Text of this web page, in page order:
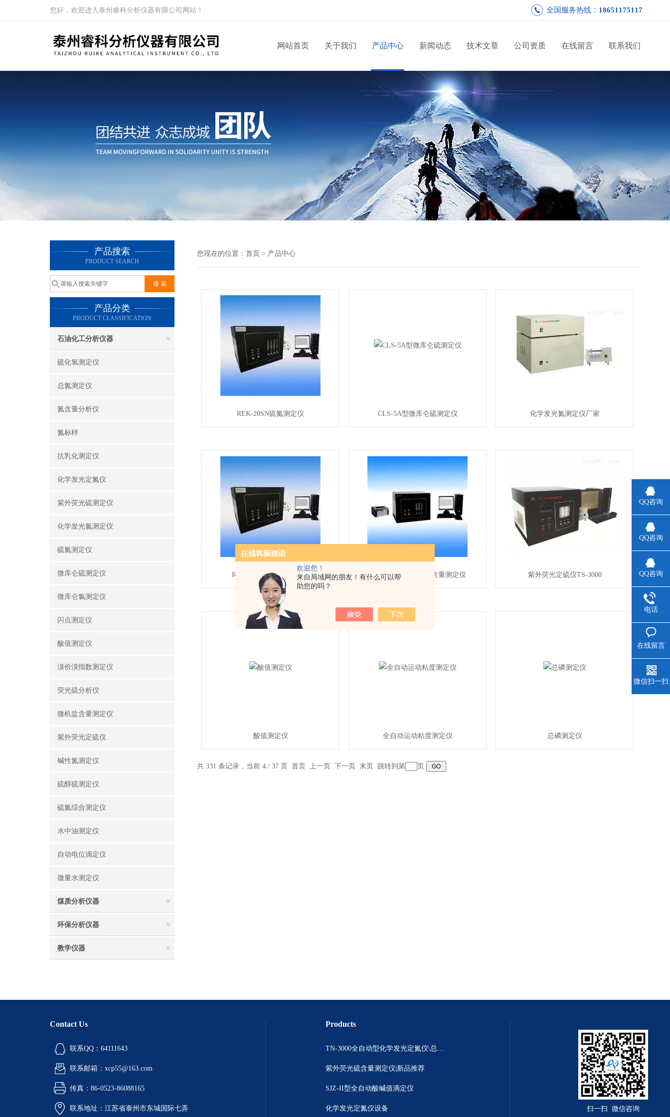
欢迎您！
来自局域网的朋友！有什么可以帮
助您的吗？
您好，欢迎进入泰州睿科分析仪器有限公司网站！ 全国服务热线： 18651175117
网站首页 关于我们 产品中心 新闻动态 技术文章 公司资质 在线留言 联系我们
产品搜索
PRODUCT SEARCH
产品分类
PRODUCT CLASSIFICATION
石油化工分析仪器
硫化氢测定仪
总氮测定仪
氮含量分析仪
氮标样
抗乳化测定仪
化学发光定氮仪
紫外荧光硫测定仪
化学发光氮测定仪
硫氮测定仪
微库仑硫测定仪
微库仑氯测定仪
闪点测定仪
酸值测定仪
溴价溴指数测定仪
荧光硫分析仪
微机盐含量测定仪
紫外荧光定硫仪
碱性氮测定仪
硫醇硫测定仪
硫氮综合测定仪
水中油测定仪
自动电位滴定仪
微量水测定仪
煤质分析仪器
环保分析仪器
教学仪器
您现在的位置： 首页 > 产品中心
REK-20SN硫氮测定仪 CLS-5A型微库仑硫测定仪 化学发光氮测定仪厂家
REK-20N化学发光定氮仪 REK-20S紫外荧光硫含量测定仪 紫外荧光定硫仪TS-3000
酸值测定仪 全自动运动粘度测定仪 总磷测定仪
共 331 条记录，当前 4 / 37 页 首页 上一页 下一页 末页 跳转到第 页
Contact Us
联系QQ：64111643
联系邮箱：xcp55@163.com
传真：86-0523-86088165
联系地址：江苏省泰州市东城国际七弄
Products
TN-3000全自动型化学发光定氮仪\总氮测定\ 氮含量分析仪
紫外荧光硫含量测定仪|新品推荐
SJZ-II型全自动酸碱值滴定仪
化学发光定氮仪设备 扫一扫 微信咨询
QQ咨询
QQ咨询
QQ咨询
电话
在线留言
微信扫一扫